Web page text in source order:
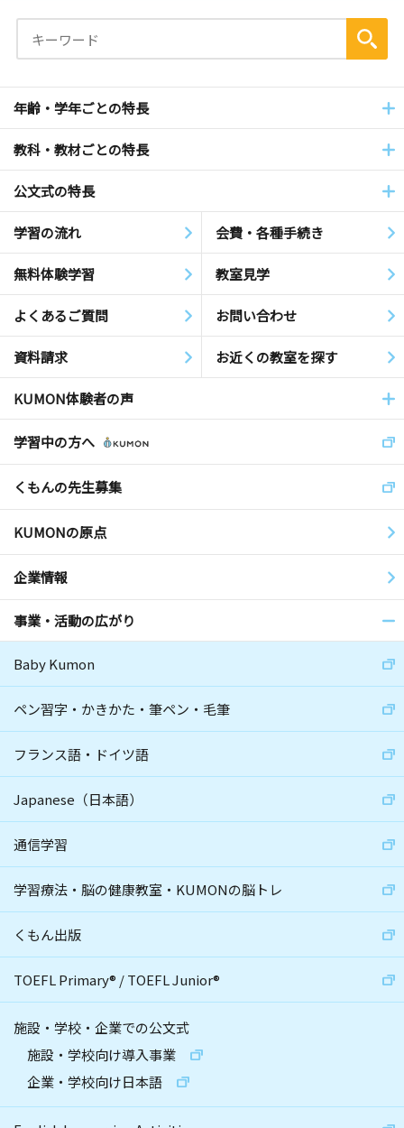
年齢・学年ごとの特長
教科・教材ごとの特長
公文式の特長
学習の流れ 会費・各種手続き
無料体験学習 教室見学
よくあるご質問 お問い合わせ
資料請求 お近くの教室を探す
KUMON体験者の声
学習中の方へ
くもんの先生募集
KUMONの原点
企業情報
事業・活動の広がり
Baby Kumon
ペン習字・かきかた・筆ペン・毛筆
フランス語・ドイツ語
Japanese（日本語）
通信学習
学習療法・脳の健康教室・KUMONの脳トレ
くもん出版
TOEFL Primary® /TOEFL Junior®
施設・学校・企業での公文式
施設・学校向け導入事業
企業・学校向け日本語